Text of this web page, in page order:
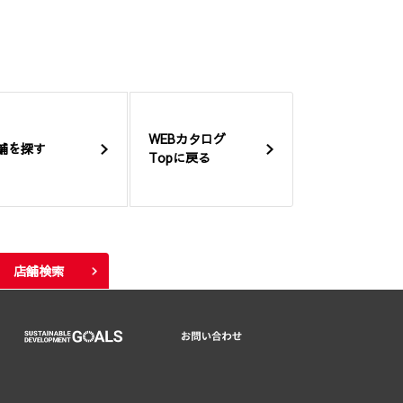
を探す
WEBカタログ
Topに戻る
店舗検索